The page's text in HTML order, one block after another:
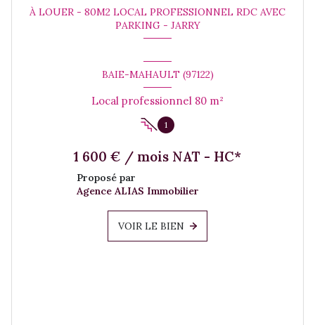
À LOUER - 80M2 LOCAL PROFESSIONNEL RDC AVEC
PARKING - JARRY
BAIE-MAHAULT (97122)
Local professionnel 80 m²
1
1 600 € / mois NAT - HC*
Proposé par
Agence ALIAS Immobilier
VOIR LE BIEN